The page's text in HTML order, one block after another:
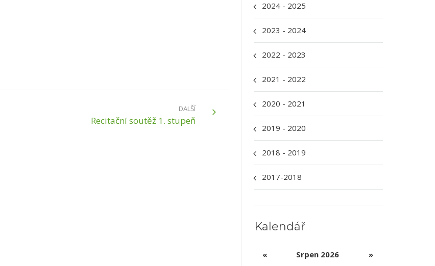
DALŠÍ
Recitační soutěž 1. stupeň
2024 - 2025
2023 - 2024
2022 - 2023
2021 - 2022
2020 - 2021
2019 - 2020
2018 - 2019
2017-2018
Kalendář
« Srpen 2026
»